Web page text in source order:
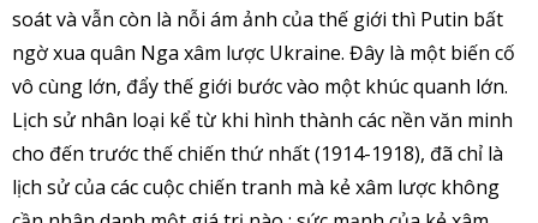
soát và vẫn còn là nỗi ám ảnh của thế giới thì Putin bất
ngờ xua quân Nga xâm lược Ukraine. Đây là một biến cố
vô cùng lớn, đẩy thế giới bước vào một khúc quanh lớn.
Lịch sử nhân loại kể từ khi hình thành các nền văn minh
cho đến trước thế chiến thứ nhất (1914-1918), đã chỉ là
lịch sử của các cuộc chiến tranh mà kẻ xâm lược không